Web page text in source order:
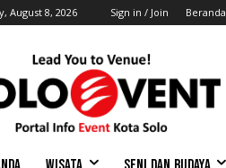
August 8, 2026 Sign in / Join Beranda